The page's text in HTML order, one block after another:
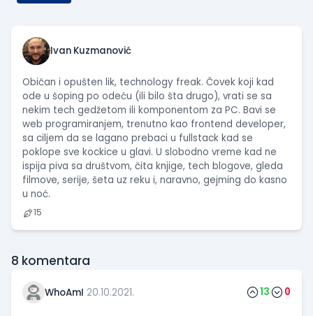
Ivan Kuzmanović
Običan i opušten lik, technology freak. Čovek koji kad
ode u šoping po odeću (ili bilo šta drugo), vrati se sa
nekim tech gedžetom ili komponentom za PC. Bavi se
web programiranjem, trenutno kao frontend developer,
sa ciljem da se lagano prebaci u fullstack kad se
poklope sve kockice u glavi. U slobodno vreme kad ne
ispija piva sa društvom, čita knjige, tech blogove, gleda
filmove, serije, šeta uz reku i, naravno, gejming do kasno
u noć.
15
8 komentara
WhoAmI 20.10.2021. 13 0